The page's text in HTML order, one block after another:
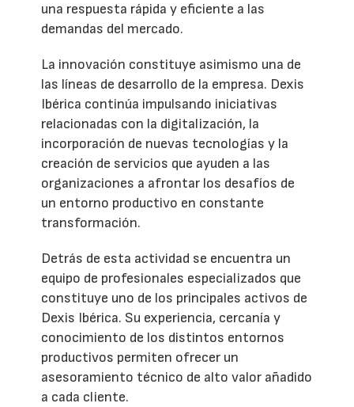
una respuesta rápida y eficiente a las
demandas del mercado.
La innovación constituye asimismo una de
las líneas de desarrollo de la empresa. Dexis
Ibérica continúa impulsando iniciativas
relacionadas con la digitalización, la
incorporación de nuevas tecnologías y la
creación de servicios que ayuden a las
organizaciones a afrontar los desafíos de
un entorno productivo en constante
transformación.
Detrás de esta actividad se encuentra un
equipo de profesionales especializados que
constituye uno de los principales activos de
Dexis Ibérica. Su experiencia, cercanía y
conocimiento de los distintos entornos
productivos permiten ofrecer un
asesoramiento técnico de alto valor añadido
a cada cliente.